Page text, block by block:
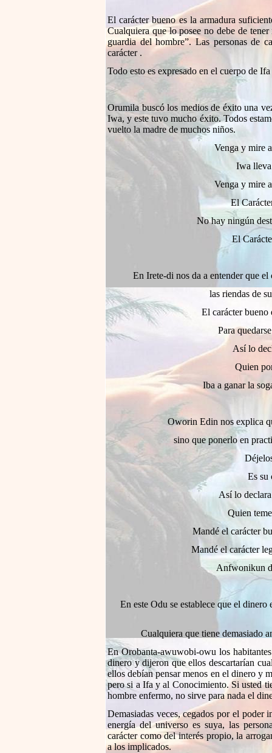
El carácter bueno es la armadura
Cualquiera que lo posee no debe de
guardia del hombre”. Las personas de
carácter .
Todo esto es expresado en el cuerpo de
Orumila buscó los medios de éxito una
Iwa, y este tuvo mucho éxito. Todos
vuelto la madre de muchos niños.
Venga y mire
Iwa lleva
Venga y mire
El
No hay ningún
El
En Irete-di nos da a entender que
las riendas de
El carácter bueno
Para
Así lo
Quien
Iba a ganar la
Oworin Edin nos explica
sino que ponerlo en
Es su
Así lo
Quien
Mandé el carácter
Mandé el carácter
Anfwonikun
En este Odu se establece que el
Cualquiera que tiene demasiado
En Orobanta-awuwobi-owu los
dinero y dijeron que ellos descartarían
ellos debían pensar menos en el dinero y
pero si a Ifa y al Conocimiento. Si usted
hombre enfermo, no sirve para nada el
Demasiadas veces, cegados por el poder
energía del universo es suya, las
carácter como del interés propio, la
a los implicados.